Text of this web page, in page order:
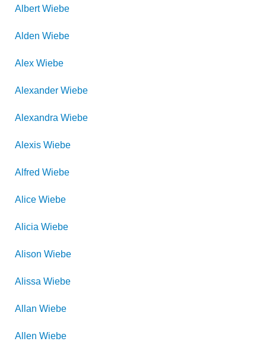
Albert Wiebe
Alden Wiebe
Alex Wiebe
Alexander Wiebe
Alexandra Wiebe
Alexis Wiebe
Alfred Wiebe
Alice Wiebe
Alicia Wiebe
Alison Wiebe
Alissa Wiebe
Allan Wiebe
Allen Wiebe